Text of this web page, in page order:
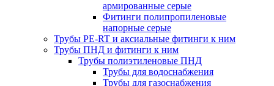
армированные серые
Фитинги полипропиленовые
напорные серые
Трубы PE-RT и аксиальные фитинги к ним
Трубы ПНД и фитинги к ним
Трубы полиэтиленовые ПНД
Трубы для водоснабжения
Трубы для газоснабжения